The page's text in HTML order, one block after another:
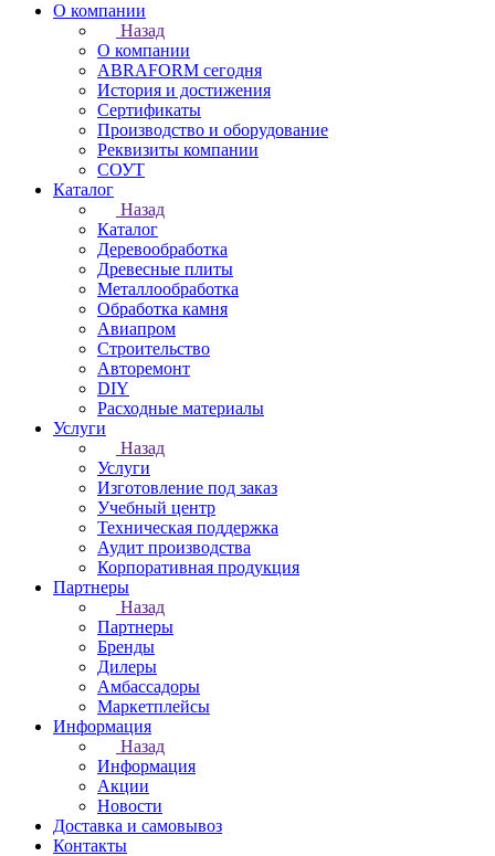
О компании
Назад
О компании
ABRAFORM сегодня
История и достижения
Сертификаты
Производство и оборудование
Реквизиты компании
СОУТ
Каталог
Назад
Каталог
Деревообработка
Древесные плиты
Металлообработка
Обработка камня
Авиапром
Строительство
Авторемонт
DIY
Расходные материалы
Услуги
Назад
Услуги
Изготовление под заказ
Учебный центр
Техническая поддержка
Аудит производства
Корпоративная продукция
Партнеры
Назад
Партнеры
Бренды
Дилеры
Амбассадоры
Маркетплейсы
Информация
Назад
Информация
Акции
Новости
Доставка и самовывоз
Контакты